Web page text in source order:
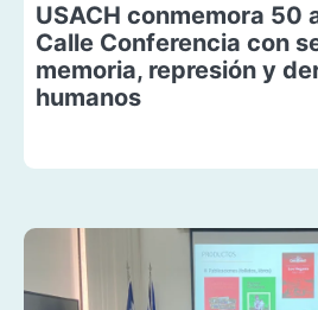
USACH conmemora 50
Calle Conferencia con
memoria, represión y
humanos